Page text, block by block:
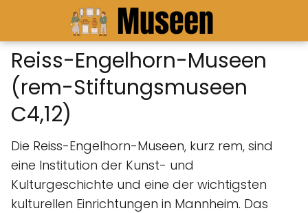
Reiss-Engelhorn-Museen
(rem-Stiftungsmuseen
C4,12)
Die Reiss-Engelhorn-Museen, kurz rem, sind
eine Institution der Kunst- und
Kulturgeschichte und eine der wichtigsten
kulturellen Einrichtungen in Mannheim. Das